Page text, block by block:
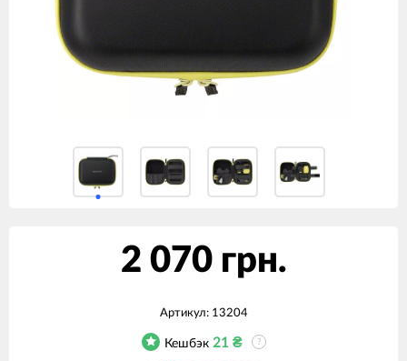
2 070 грн.
Артикул: 13204
Кешбэк 21₴ ?